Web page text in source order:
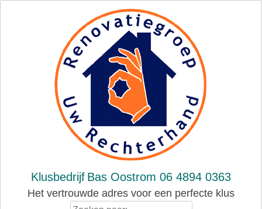
Klusbedrijf Bas Oostrom 06 4894 0363
Het vertrouwde adres voor een perfecte klus